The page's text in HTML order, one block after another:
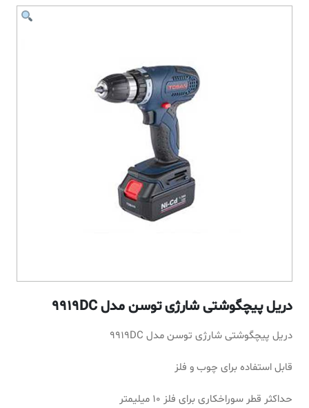
دریل پیچگوشتی شارژی توسن مدل 9919DC
دریل پیچگوشتی شارژی توسن مدل 9919DC
قابل استفاده برای چوب و فلز
حداکثر قطر سوراخکاری برای فلز 10 میلیمتر